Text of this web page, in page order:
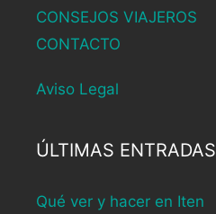
CONSEJOS VIAJEROS
CONTACTO
Aviso Legal
ÚLTIMAS ENTRADAS
Qué ver y hacer en Iten